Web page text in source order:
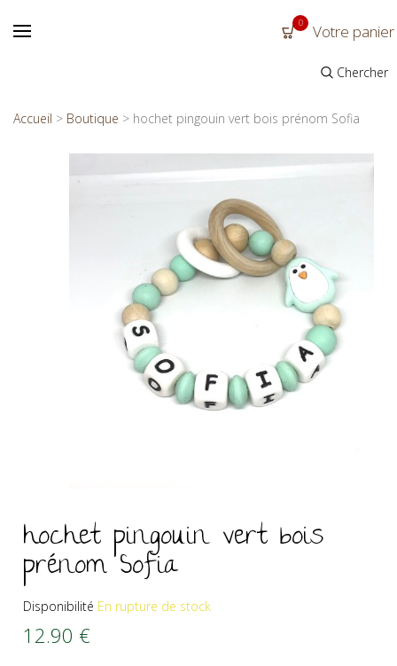
0 Votre panier
Chercher
Accueil > Boutique > hochet pingouin vert bois prénom Sofia
hochet pingouin vert bois
prénom Sofia
Disponibilité En rupture de stock
12.90 €